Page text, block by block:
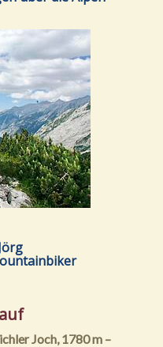
Joch, 1780 m –